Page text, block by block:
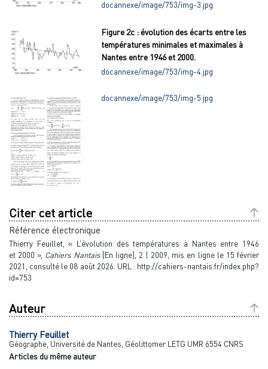
docannexe/image/753/img-3.jpg
Figure 2c : évolution des écarts entre les
températures minimales et maximales à
Nantes entre 1946 et 2000.
docannexe/image/753/img-4.jpg
docannexe/image/753/img-5.jpg
Citer cet article
Référence électronique
Thierry Feuillet, « L’évolution des températures à Nantes entre 1946
et 2000 », Cahiers Nantais[En ligne], 2 | 2009, mis en ligne le 15 février
2021, consulté le 08 août 2026. URL : http://cahiers-nantais.fr/index.php?
id=753
Auteur
Thierry Feuillet
Géographe, Université de Nantes, Géolittomer LETG UMR 6554 CNRS
Articles du même auteur